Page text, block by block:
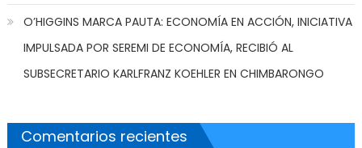
O’HIGGINS MARCA PAUTA: ECONOMÍA EN ACCIÓN, INICIATIVA
IMPULSADA POR SEREMI DE ECONOMÍA, RECIBIÓ AL
SUBSECRETARIO KARLFRANZ KOEHLER EN CHIMBARONGO
Comentarios recientes